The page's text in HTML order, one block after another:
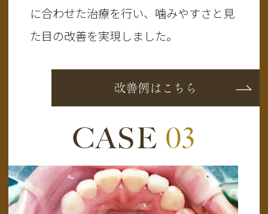
に合わせた治療を行い、噛みやすさと見
た目の改善を実現しました。
改善例はこちら
CASE 03